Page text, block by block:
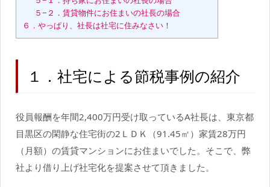
５−２．賃貸物件にお住まいの社長の場合
６．やっぱり、社長は社宅に住みなさい！
１．社宅による節税事例の紹介
役員報酬を年間2,400万円受け取っているA社長は、東京都
目黒区の閑静な住宅街の2ＬＤＫ（91.45㎡）家賃28万円
（月額）の賃貸マンションにお住まいでした。そこで、弊
社より借り上げ社宅化を提案させて頂きました。